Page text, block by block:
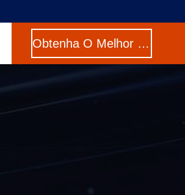
Obtenha O Melhor Preço